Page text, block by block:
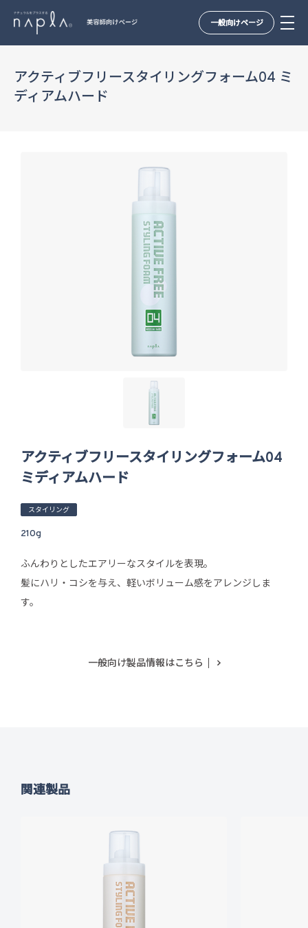
content
一般向けページ
アクティブフリースタイリングフォーム04 ミ
ディアムハード
アクティブフリースタイリングフォーム04
ミディアムハード
スタイリング
210g
ふんわりとしたエアリーなスタイルを表現。
髪にハリ・コシを与え、軽いボリューム感をアレンジしま
す。
一般向け製品情報はこちら
関連製品